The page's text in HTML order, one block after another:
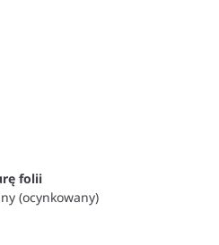
folii
(ocynkowany)